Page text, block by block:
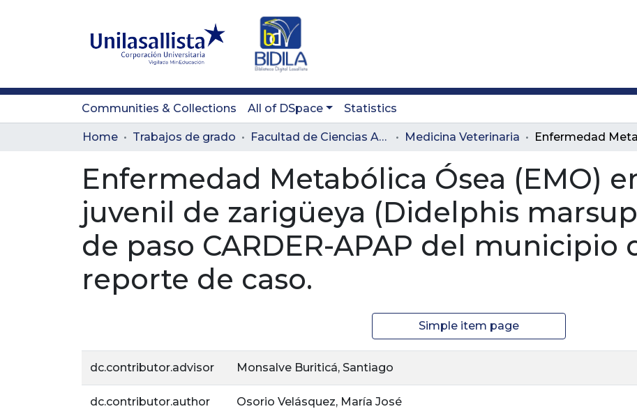
Communities & Collections All of DSpace Statistics
Home Trabajos de grado Facultad de Ciencias Administrativas y Agropecuarias Medicina Veterinaria
Enfermedad Metabólica Ósea (EMO)
juvenil de zarigüeya (Didelphis
de paso CARDER-APAP del municipio
reporte de caso.
Simple item page
dc.contributor.advisor Monsalve Buriticá, Santiago
dc.contributor.author Osorio Velásquez, María José